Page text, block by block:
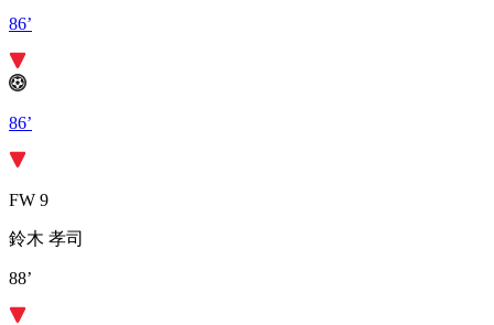
86’
86’
FW 9
鈴木 孝司
88’